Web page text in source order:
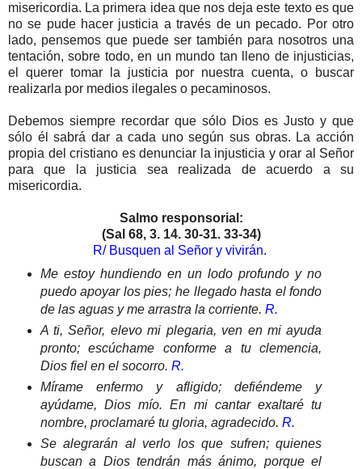
misericordia. La primera idea que nos deja este texto es que
no se pude hacer justicia a través de un pecado. Por otro
lado, pensemos que puede ser también para nosotros una
tentación, sobre todo, en un mundo tan lleno de injusticias,
el querer tomar la justicia por nuestra cuenta, o buscar
realizarla por medios ilegales o pecaminosos.
Debemos siempre recordar que sólo Dios es Justo y que
sólo él sabrá dar a cada uno según sus obras. La acción
propia del cristiano es denunciar la injusticia y orar al Señor
para que la justicia sea realizada de acuerdo a su
misericordia.
Salmo responsorial:
(Sal 68, 3. 14. 30-31. 33-34)
R/ Busquen al Señor y vivirán.
Me estoy hundiendo en un lodo profundo y no
puedo apoyar los pies; he llegado hasta el fondo
de las aguas y me arrastra la corriente. R.
A ti, Señor, elevo mi plegaria, ven en mi ayuda
pronto; escúchame conforme a tu clemencia,
Dios fiel en el socorro. R.
Mírame enfermo y afligido; defiéndeme y
ayúdame, Dios mío. En mi cantar exaltaré tu
nombre, proclamaré tu gloria, agradecido. R.
Se alegrarán al verlo los que sufren; quienes
buscan a Dios tendrán más ánimo, porque el